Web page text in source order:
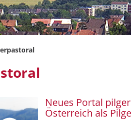
Neues Portal
Österreich als